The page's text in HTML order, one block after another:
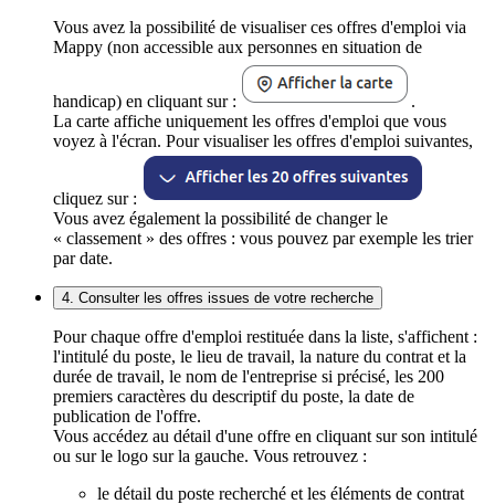
Vous avez la possibilité de visualiser ces offres d'emploi via
Mappy (non accessible aux personnes en situation de
handicap) en cliquant sur :
.
La carte affiche uniquement les offres d'emploi que vous
voyez à l'écran. Pour visualiser les offres d'emploi suivantes,
cliquez sur :
Vous avez également la possibilité de changer le
« classement » des offres : vous pouvez par exemple les trier
par date.
4. Consulter les offres issues de votre recherche
Pour chaque offre d'emploi restituée dans la liste, s'affichent :
l'intitulé du poste, le lieu de travail, la nature du contrat et la
durée de travail, le nom de l'entreprise si précisé, les 200
premiers caractères du descriptif du poste, la date de
publication de l'offre.
Vous accédez au détail d'une offre en cliquant sur son intitulé
ou sur le logo sur la gauche. Vous retrouvez :
le détail du poste recherché et les éléments de contrat